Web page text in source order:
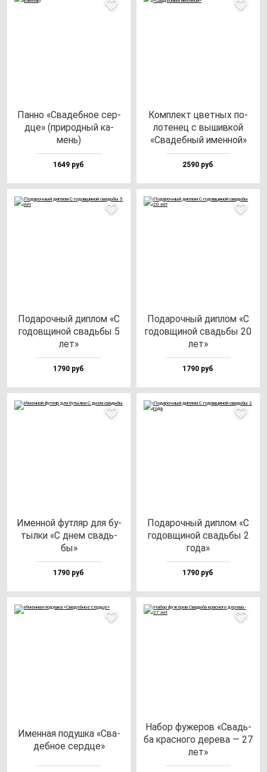
Пан­но «Сва­деб­ное сер­
дце» (при­род­ный ка­
мень)
1649 руб
Ком­плект цвет­ных по­
ло­те­нец с вы­шив­кой
«Сва­деб­ный имен­ной»
2590 руб
Пода­роч­ный дип­лом «С
го­дов­щи­ной свадь­бы 5
лет»
1790 руб
Пода­роч­ный дип­лом «С
го­дов­щи­ной свадь­бы 20
лет»
1790 руб
Имен­ной фут­ляр для бу­
тыл­ки «С днем свадь­
бы»
1790 руб
Пода­роч­ный дип­лом «С
го­дов­щи­ной свадь­бы 2
го­да»
1790 руб
Имен­ная по­душ­ка «Сва­
деб­ное сер­дце»
Набор фу­же­ров «Свадь­
ба крас­но­го де­ре­ва — 27
лет»